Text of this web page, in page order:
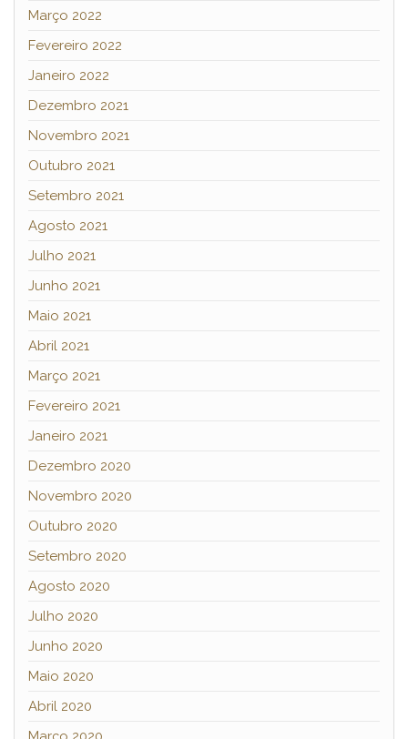
Março 2022
Fevereiro 2022
Janeiro 2022
Dezembro 2021
Novembro 2021
Outubro 2021
Setembro 2021
Agosto 2021
Julho 2021
Junho 2021
Maio 2021
Abril 2021
Março 2021
Fevereiro 2021
Janeiro 2021
Dezembro 2020
Novembro 2020
Outubro 2020
Setembro 2020
Agosto 2020
Julho 2020
Junho 2020
Maio 2020
Abril 2020